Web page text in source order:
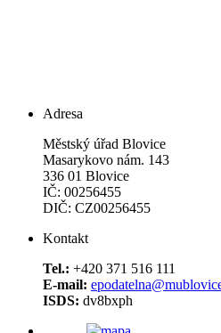
Adresa
Městský úřad Blovice
Masarykovo nám. 143
336 01 Blovice
IČ: 00256455
DIČ: CZ00256455
Kontakt
Tel.: +420 371 516 111
E-mail:
ISDS: dv8bxph